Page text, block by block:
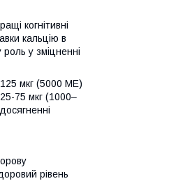
когнітивні
кальцію в
роль у зміцненні
мкг (5000 МЕ)
75 мкг (1000–
рівень